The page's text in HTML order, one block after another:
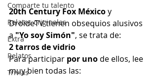
Comparte tu talento
Relatos originales
Extra
Relatos
Trivias
20th Century Fox México y
DroideTV tienen obsequios alusivos
a "Yo soy Simón", se trata de:
2 tarros de vidrio
Para participar por uno de ellos, lee
muy bien todas las: